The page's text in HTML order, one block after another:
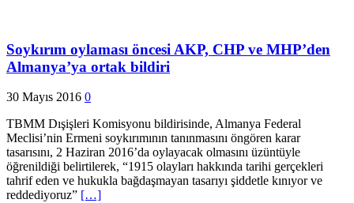
Soykırım oylaması öncesi AKP, CHP ve MHP’den
Almanya’ya ortak bildiri
30 Mayıs 2016 0
TBMM Dışişleri Komisyonu bildirisinde, Almanya Federal
Meclisi’nin Ermeni soykırımının tanınmasını öngören karar
tasarısını, 2 Haziran 2016’da oylayacak olmasını üzüntüyle
öğrenildiği belirtilerek, “1915 olayları hakkında tarihi gerçekleri
tahrif eden ve hukukla bağdaşmayan tasarıyı şiddetle kınıyor ve
reddediyoruz” […]